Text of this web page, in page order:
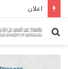
اعلان
بحث